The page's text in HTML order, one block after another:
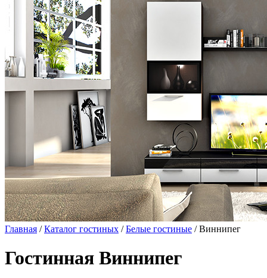
Главная /Каталог гостиных /Белые гостиные / Виннипег
Гостинная Виннипег